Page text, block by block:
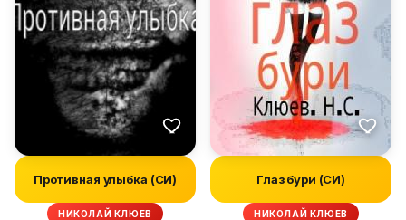
Противная улыбка (СИ)
НИКОЛАЙ КЛЮЕВ
Глаз бури (СИ)
НИКОЛАЙ КЛЮЕВ